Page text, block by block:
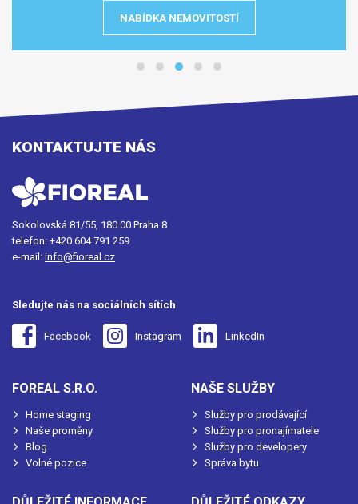
NABÍDKA NEMOVITOSTÍ
KONTAKTUJTE NÁS
Sokolovská 81/55, 180 00 Praha 8
telefon: +420 604 791 259
e-mail: info@fioreal.cz
Sledujte nás na sociálních sítích
Facebook Instagram LinkedIn
FOREAL S.R.O.
Home staging
Naše proměny
Blog
Volné pozice
NAŠE SLUŽBY
Služby pro prodávající
Služby pro pronajímatele
Služby pro developery
Správa bytu